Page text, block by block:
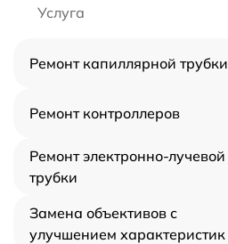
Услуга
Ремонт капиллярной трубки
Ремонт контроллеров
Ремонт электронно-лучевой
трубки
Замена объективов с
улучшением характеристик